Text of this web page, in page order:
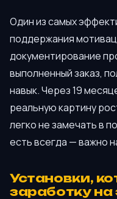
Один из самых
поддержания
документирование
выполненный заказ,
навык. Через 19
реальную картину
легко не замечать в
есть всегда — важно
Установки,
заработку